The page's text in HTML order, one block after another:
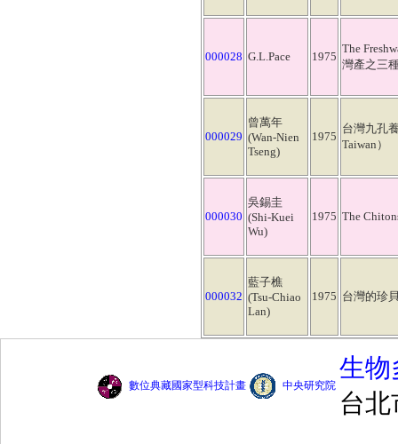
000028 G.L.Pace 1975
The
灣產之三
000029
曾萬年
(Wan-Nien
Tseng)
1975
台灣九孔
Taiwan）
000030
吳錫圭
(Shi-Kuei
Wu)
1975 The
000032
藍子樵
(Tsu-Chiao
Lan)
1975 台灣的珍
數位典藏國家型科技計畫 中央研究院
生物
台北